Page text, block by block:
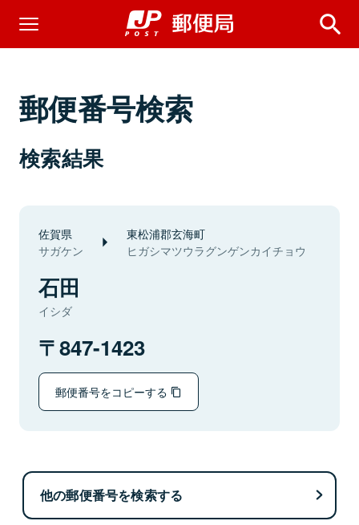
郵便番号検索
検索結果
佐賀県
サガケン
東松浦郡玄海町
ヒガシマツウラグンゲンカイチョウ
石田
イシダ
847-1423
郵便番号をコピーする
他の郵便番号を検索する